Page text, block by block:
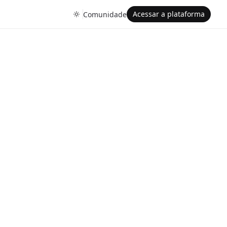
Comunidade Acessar a plataforma